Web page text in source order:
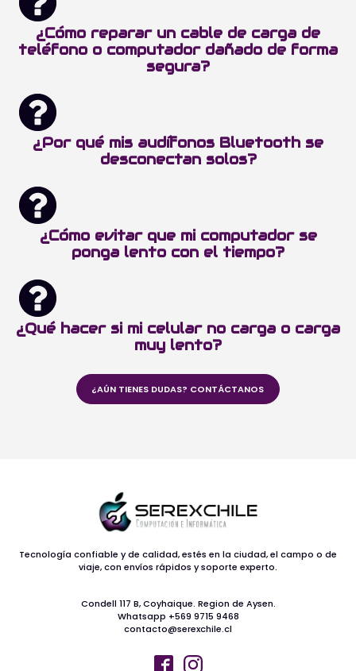
¿Cómo reparar un cable de carga de
teléfono o computador dañado de forma
segura?
¿Por qué mis audífonos Bluetooth se
desconectan solos?
¿Cómo evitar que mi computador se
ponga lento con el tiempo?
¿Qué hacer si mi celular no carga o carga
muy lento?
¿AÚN TIENES DUDAS? CONTÁCTANOS
Tecnología confiable y de calidad, estés en la ciudad, el campo o de
viaje, con envíos rápidos y soporte experto.
Condell 117 B, Coyhaique. Region de Aysen.
Whatsapp +569 9715 9468
contacto@serexchile.cl